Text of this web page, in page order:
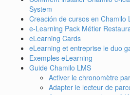
System
Creación de cursos en Chamilo
e-Learning Pack Métier
eLearning Cards
eLearning et entreprise le duo
Exemples eLearning
Guide Chamilo LMS
Activer le chronomètre
Adapter le lecteur de